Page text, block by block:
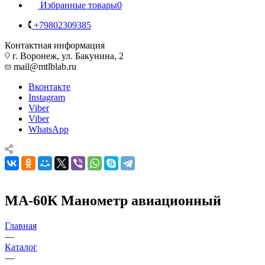
Избранные товары0
+79802309385
Контактная информация
г. Воронеж, ул. Бакунина, 2
mail@mtlblab.ru
Вконтакте
Instagram
Viber
Viber
WhatsApp
МА-60К Манометр авиационный
Главная
—
Каталог
—